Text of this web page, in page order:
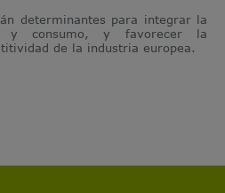
determinantes para integrar la
y consumo, y favorecer la
de la industria europea.